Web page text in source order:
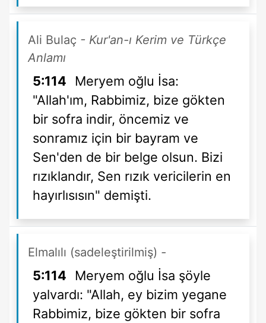
Ali Bulaç - Kur'an-ı Kerim ve Türkçe
Anlamı
5:114
Meryem oğlu İsa:
"Allah'ım, Rabbimiz, bize gökten
bir sofra indir, öncemiz ve
sonramız için bir bayram ve
Sen'den de bir belge olsun. Bizi
rızıklandır, Sen rızık vericilerin en
hayırlısısın" demişti.
Elmalılı (sadeleştirilmiş) -
5:114
Meryem oğlu İsa şöyle
yalvardı: "Allah, ey bizim yegane
Rabbimiz, bize gökten bir sofra